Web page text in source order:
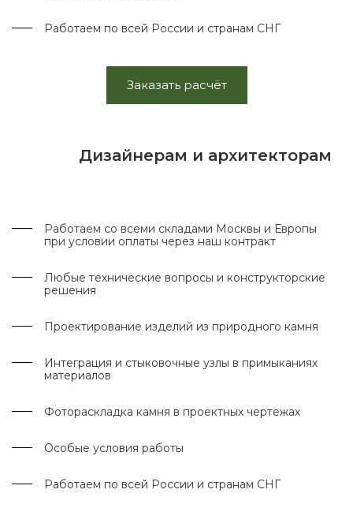
Работаем по всей России и странам СНГ
Заказать расчёт
Дизайнерам и архитекторам
Работаем со всеми складами Москвы и Европы
при условии оплаты через наш контракт
Любые технические вопросы и конструкторские
решения
Проектирование изделий из природного камня
Интеграция и стыковочные узлы в примыканиях
материалов
Фотораскладка камня в проектных чертежах
Особые условия работы
Работаем по всей России и странам СНГ